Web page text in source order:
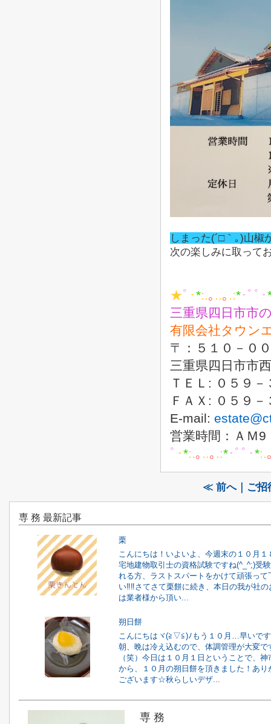
しまった(´□｀｡)山椒
次の楽しみに取って
★ﾟ ･*:.｡ ..｡ .:*･ﾟﾟ･
三重県四日市市
有限会社タウン
〒：５
三重県四日市
ＴＥＬ: ０５
ＦＡＸ: ０５
E-mail:
営業時間：
ﾟ ･*:.｡ ..｡ .:*･ﾟﾟ･*:.
≪ 前へ｜ご招
専 務 最新記事
栗
こんにちは！いよいよ、今週末の１０月１
宅地建物取引士の資格試験ですね(^_^;)受
れる方、ラストスパートをかけて頑張って
い‼‼さてさて栗餅に続き、本日の我が社の
は業者様から頂い...
朔日餅
こんにちはヾ(≧▽≦)ﾉもう１０月…早いで
朝、晩は冷え込むので、体調管理が大変で
（笑）今日は１０月１日ということで、神
から、１０月の朔日餅を頂きました！あり
ございます☆秋らしいデザ...
専 務